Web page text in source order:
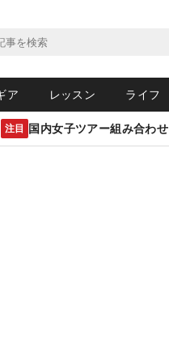
ア レッスン ライフ
注目 国内女子ツアー組み合わせ